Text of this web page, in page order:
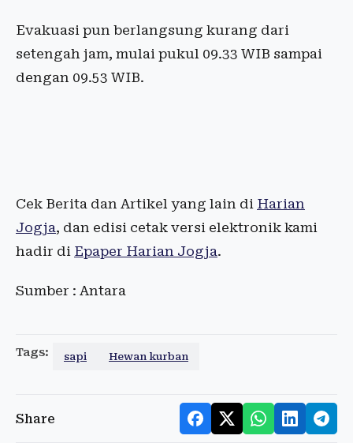
Evakuasi pun berlangsung kurang dari
setengah jam, mulai pukul 09.33 WIB sampai
dengan 09.53 WIB.
Cek Berita dan Artikel yang lain di Harian
Jogja, dan edisi cetak versi elektronik kami
hadir di Epaper Harian Jogja.
Sumber : Antara
Tags: sapi Hewan kurban
Share